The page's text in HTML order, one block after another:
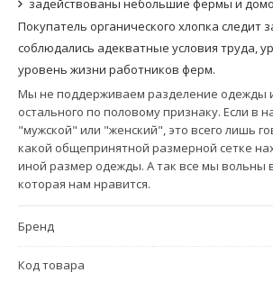
задействованы небольшие фермы и
Покупатель органического хлопка следит
соблюдались адекватные условия труда,
уровень жизни работников ферм.
Мы не поддерживаем разделение одежды
остального по половому признаку. Если в
"мужской" или "женский", это всего лишь
какой общепринятной размерной сетке
иной размер одежды. А так все мы вольны
которая нам нравится.
Бренд
Код товара